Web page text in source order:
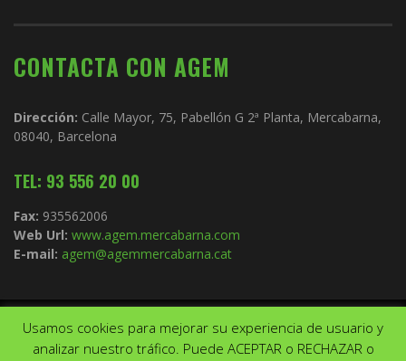
CONTACTA CON AGEM
Dirección: Calle Mayor, 75, Pabellón G 2ª Planta, Mercabarna,
08040, Barcelona
TEL: 93 556 20 00
Fax: 935562006
Web Url: www.agem.mercabarna.com
E-mail: agem@agemmercabarna.cat
Copyright © 2021.AGEM. Todos los derechos reservados. Diseño de
Usamos cookies para mejorar su experiencia de usuario y
analizar nuestro tráfico. Puede ACEPTAR o RECHAZAR o